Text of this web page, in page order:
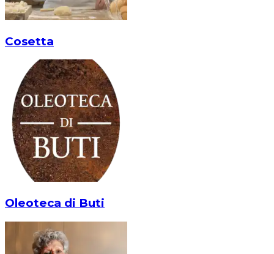
Cosetta
Oleoteca di Buti